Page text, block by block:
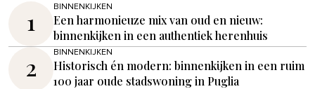
1 BINNENKIJKEN
Een harmonieuze mix van oud en nieuw:
binnenkijken in een authentiek herenhuis
2 BINNENKIJKEN
Historisch én modern: binnenkijken in een ruim
100 jaar oude stadswoning in Puglia